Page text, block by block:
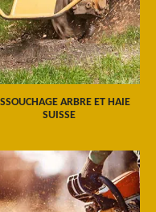
ARBRE ET HAIE
SUISSE